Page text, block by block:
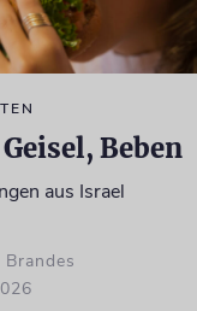
Beben
aus Israel